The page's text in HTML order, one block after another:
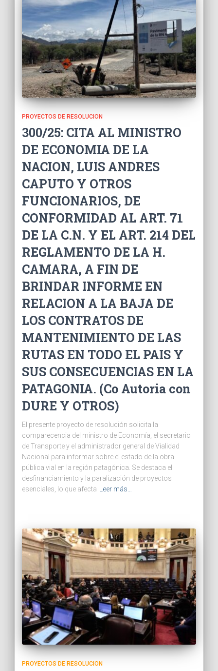
PROYECTOS DE RESOLUCION
300/25: CITA AL MINISTRO
DE ECONOMIA DE LA
NACION, LUIS ANDRES
CAPUTO Y OTROS
FUNCIONARIOS, DE
CONFORMIDAD AL ART. 71
DE LA C.N. Y EL ART. 214 DEL
REGLAMENTO DE LA H.
CAMARA, A FIN DE
BRINDAR INFORME EN
RELACION A LA BAJA DE
LOS CONTRATOS DE
MANTENIMIENTO DE LAS
RUTAS EN TODO EL PAIS Y
SUS CONSECUENCIAS EN LA
PATAGONIA. (Co Autoria con
DURE Y OTROS)
El presente proyecto de resolución solicita la
comparecencia del ministro de Economía, el secretario
de Transporte y el administrador general de Vialidad
Nacional para informar sobre el estado de la obra
pública vial en la región patagónica. Se destaca el
desfinanciamiento y la paralización de proyectos
esenciales, lo que afecta
Leer más…
PROYECTOS DE RESOLUCION